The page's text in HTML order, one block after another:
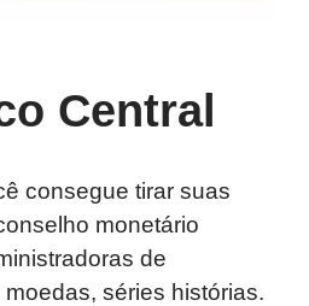
Central
consegue tirar suas
monetário
de
séries histórias.